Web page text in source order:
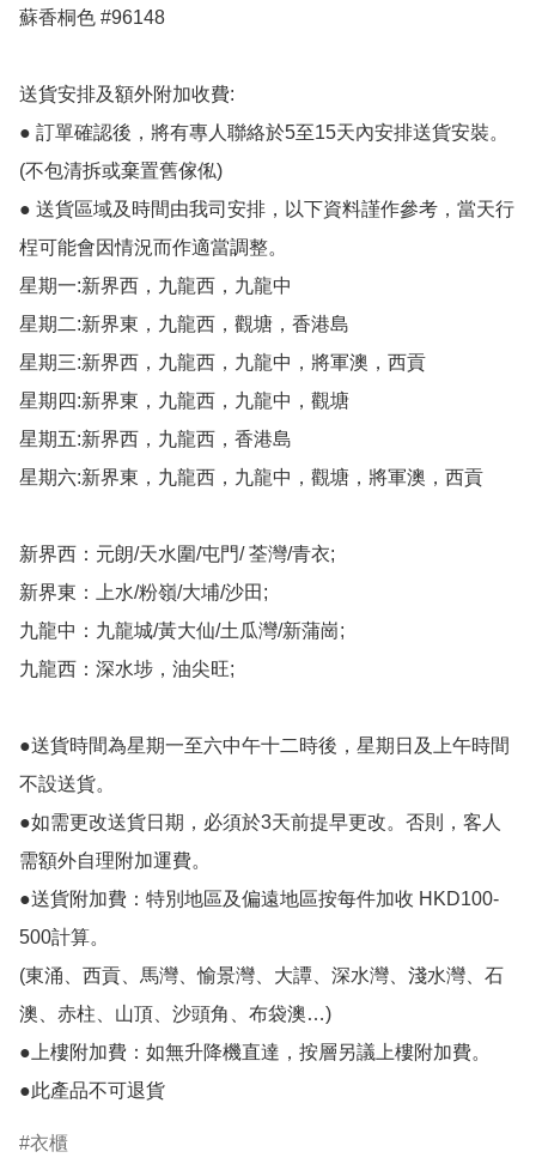
蘇香桐色 #96148
送貨安排及額外附加收費:
● 訂單確認後，將有專人聯絡於5至15天內安排送貨安裝。
(不包清拆或棄置舊傢俬)
● 送貨區域及時間由我司安排，以下資料謹作參考，當天行
桯可能會因情況而作適當調整。
星期一:新界西，九龍西，九龍中
星期二:新界東，九龍西，觀塘，香港島
星期三:新界西，九龍西，九龍中，將軍澳，西貢
星期四:新界東，九龍西，九龍中，觀塘
星期五:新界西，九龍西，香港島
星期六:新界東，九龍西，九龍中，觀塘，將軍澳，西貢
新界西：元朗/天水圍/屯門/ 荃灣/青衣;
新界東：上水/粉嶺/大埔/沙田;
九龍中：九龍城/黃大仙/土瓜灣/新蒲崗;
九龍西：深水埗，油尖旺;
●送貨時間為星期一至六中午十二時後，星期日及上午時間
不設送貨。
●如需更改送貨日期，必須於3天前提早更改。否則，客人
需額外自理附加運費。
●送貨附加費：特別地區及偏遠地區按每件加收 HKD100-
500計算。
(東涌、西貢、馬灣、愉景灣、大譚、深水灣、淺水灣、石
澳、赤柱、山頂、沙頭角、布袋澳…)
●上樓附加費：如無升降機直達，按層另議上樓附加費。
●此產品不可退貨
衣櫃